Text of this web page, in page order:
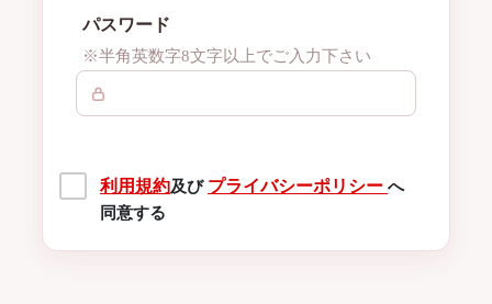
パスワード
※半角英数字8文字以上でご入力下さい
利用規約及び プライバシーポリシーへ
同意する